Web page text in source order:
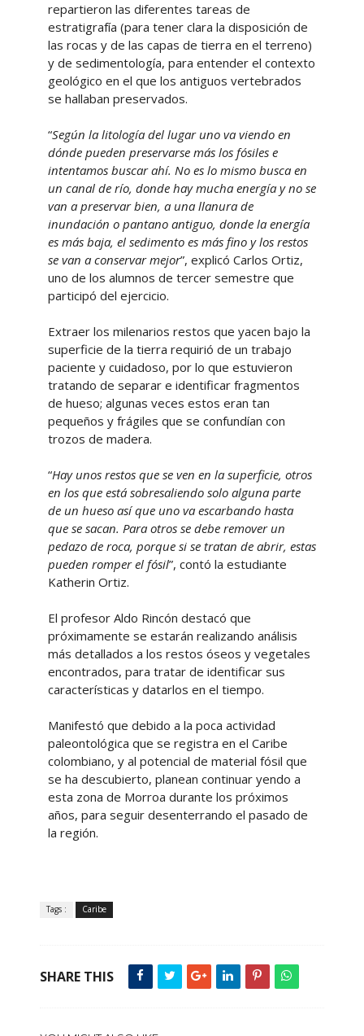
repartieron las diferentes tareas de
estratigrafía (para tener clara la disposición de
las rocas y de las capas de tierra en el terreno)
y de sedimentología, para entender el contexto
geológico en el que los antiguos vertebrados
se hallaban preservados.
“Según la litología del lugar uno va viendo en
dónde pueden preservarse más los fósiles e
intentamos buscar ahí. No es lo mismo busca en
un canal de río, donde hay mucha energía y no se
van a preservar bien, a una llanura de
inundación o pantano antiguo, donde la energía
es más baja, el sedimento es más fino y los restos
se van a conservar mejor”, explicó Carlos Ortiz,
uno de los alumnos de tercer semestre que
participó del ejercicio.
Extraer los milenarios restos que yacen bajo la
superficie de la tierra requirió de un trabajo
paciente y cuidadoso, por lo que estuvieron
tratando de separar e identificar fragmentos
de hueso; algunas veces estos eran tan
pequeños y frágiles que se confundían con
trozos de madera.
“Hay unos restos que se ven en la superficie, otros
en los que está sobresaliendo solo alguna parte
de un hueso así que uno va escarbando hasta
que se sacan. Para otros se debe remover un
pedazo de roca, porque si se tratan de abrir, estas
pueden romper el fósil”, contó la estudiante
Katherin Ortiz.
El profesor Aldo Rincón destacó que
próximamente se estarán realizando análisis
más detallados a los restos óseos y vegetales
encontrados, para tratar de identificar sus
características y datarlos en el tiempo.
Manifestó que debido a la poca actividad
paleontológica que se registra en el Caribe
colombiano, y al potencial de material fósil que
se ha descubierto, planean continuar yendo a
esta zona de Morroa durante los próximos
años, para seguir desenterrando el pasado de
la región.
Tags : Caribe
SHARE THIS